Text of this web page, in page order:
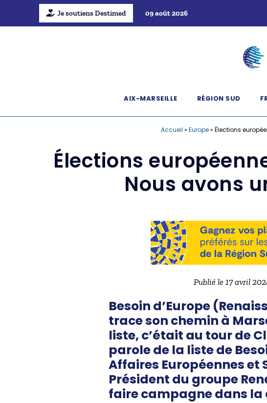
Je soutiens Destimed 09 août 2026
AIX-MARSEILLE RÉGION SUD
Accueil » Europe» Élections
Élections
Nous avons
Publié le 17 avril
Besoin d’Europe
trace son chemin à
liste, c’était au tour de
parole de la liste de
Affaires Européennes
Président du groupe
faire campagne dans la